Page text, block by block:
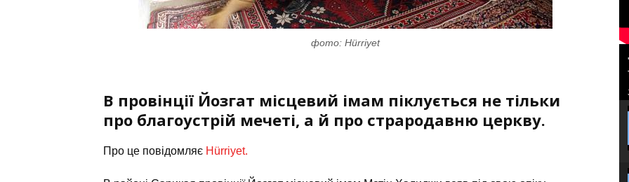
фото: Hürriyet
В провінції Йозгат місцевий імам піклується не тільки
про благоустрій мечеті, а й про страродавню церкву.
Про це повідомляє Hürriyet.